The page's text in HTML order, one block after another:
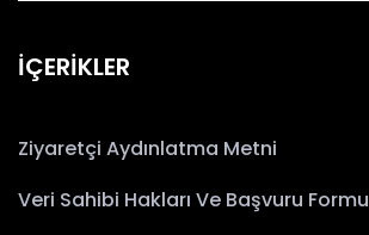
İÇERİKLER
Ziyaretçi Aydınlatma Metni
Veri Sahibi Hakları Ve Başvuru Formu